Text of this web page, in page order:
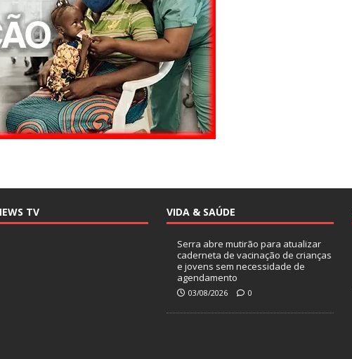
TV VIDA & SAÚDE
Serra abre mutirão para atualizar
caderneta de vacinação de crianças
e jovens sem necessidade de
agendamento
03/08/2026 0